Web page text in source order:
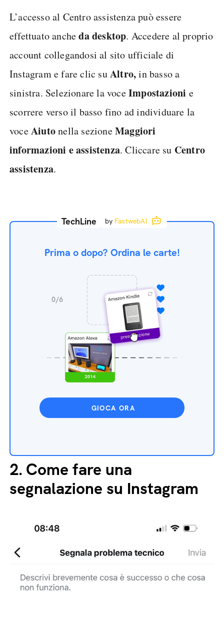
L’accesso al Centro assistenza può essere
effettuato ancheda desktop. Accedere al proprio
account collegandosi al sito ufficiale di
Instagram e fare clic suAltro,in basso a
sinistra. Selezionare la voceImpostazioni e
scorrere verso il basso fino ad individuare la
voceAiutonella sezioneMaggiori
informazioni e assistenza. Cliccare su Centro
assistenza.
TechLine by FastwebAI
Prima o dopo? Ordina le carte!
GIOCA ORA
2. Come fare una
segnalazione su Instagram